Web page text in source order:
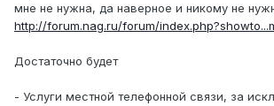
мне не нужна, да наверное и никому не
http://forum.nag.ru/forum/
Достаточно будет
- Услуги местной телефонной связи, за